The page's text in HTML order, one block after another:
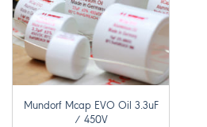
Mundorf Mcap EVO Oil 3.3uF
/ 450V